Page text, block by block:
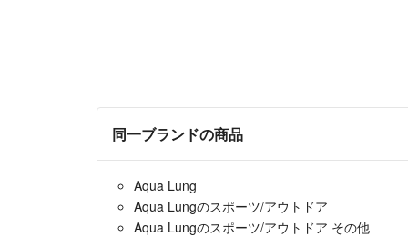
同一ブランドの商品
Aqua Lung
Aqua Lungのスポーツ/アウトドア
Aqua Lungのスポーツ/アウトドア その他